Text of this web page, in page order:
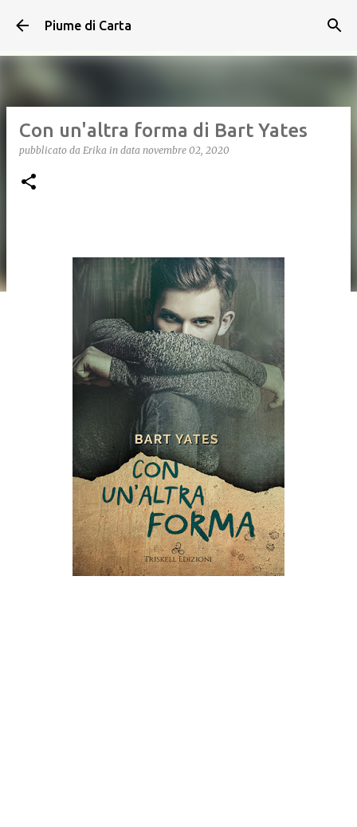
Passa ai contenuti principali
Piume di Carta
Con un'altra forma di Bart Yates
pubblicato da Erika in data novembre 02, 2020